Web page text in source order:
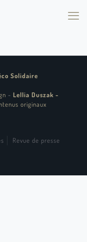
Solidaire
- Lellia Duszak -
originaux
Revue de presse